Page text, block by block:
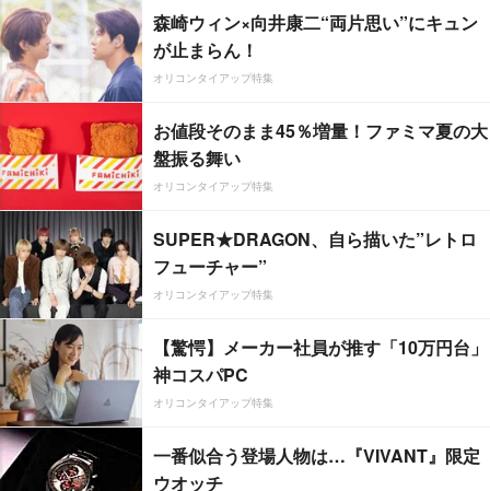
森崎ウィン×向井康二“両片思い”にキュン
が止まらん！
オリコンタイアップ特集
お値段そのまま45％増量！ファミマ夏の大
盤振る舞い
オリコンタイアップ特集
SUPER★DRAGON、自ら描いた”レトロ
フューチャー”
オリコンタイアップ特集
【驚愕】メーカー社員が推す「10万円台」
神コスパPC
オリコンタイアップ特集
一番似合う登場人物は…『VIVANT』限定
ウオッチ